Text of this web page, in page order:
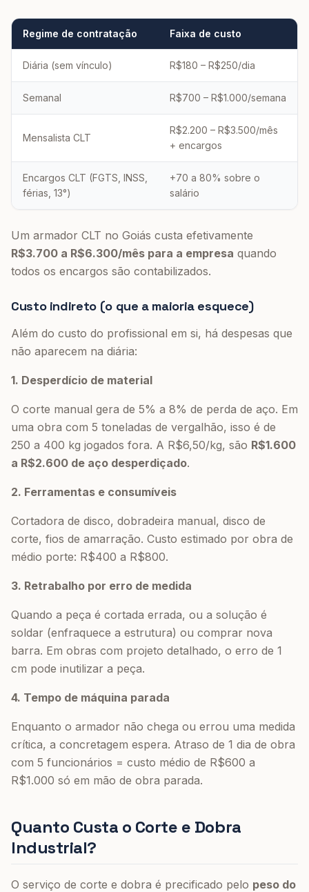
Regime de contratação Faixa de custo
Diária (sem vínculo) R$180 – R$250/dia
Semanal R$700 – R$1.000/semana
Mensalista CLT
R$2.200 – R$3.500/mês
+ encargos
Encargos CLT (FGTS, INSS,
férias, 13°)
+70 a 80% sobre o
salário
Um armador CLT no Goiás custa efetivamente
R$3.700 a R$6.300/mês para a empresa quando
todos os encargos são contabilizados.
Custo indireto (o que a maioria esquece)
Além do custo do profissional em si, há despesas que
não aparecem na diária:
1. Desperdício de material
O corte manual gera de 5% a 8% de perda de aço. Em
uma obra com 5 toneladas de vergalhão, isso é de
250 a 400 kg jogados fora. A R$6,50/kg, são R$1.600
a R$2.600 de aço desperdiçado.
2. Ferramentas e consumíveis
Cortadora de disco, dobradeira manual, disco de
corte, fios de amarração. Custo estimado por obra de
médio porte: R$400 a R$800.
3. Retrabalho por erro de medida
Quando a peça é cortada errada, ou a solução é
soldar (enfraquece a estrutura) ou comprar nova
barra. Em obras com projeto detalhado, o erro de 1
cm pode inutilizar a peça.
4. Tempo de máquina parada
Enquanto o armador não chega ou errou uma medida
crítica, a concretagem espera. Atraso de 1 dia de obra
com 5 funcionários = custo médio de R$600 a
R$1.000 só em mão de obra parada.
Quanto Custa o Corte e Dobra
Industrial?
O serviço de corte e dobra é precificado pelo peso do